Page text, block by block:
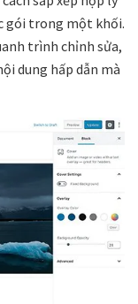
gói trong một khối.
trình chỉnh sửa,
dung hấp dẫn mà